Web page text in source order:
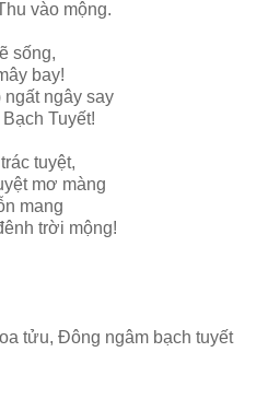
vào mộng.
sống,
bay!
ngây say
Tuyết!
tuyệt,
mơ màng
mang
trời mộng!
tửu, Đông ngâm bạch tuyết